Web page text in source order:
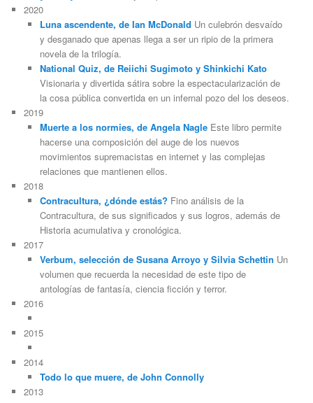
2020
Luna ascendente, de Ian McDonald Un culebrón desvaído
y desganado que apenas llega a ser un ripio de la primera
novela de la trilogía.
National Quiz, de Reiichi Sugimoto y Shinkichi Kato
Visionaria y divertida sátira sobre la espectacularización de
la cosa pública convertida en un infernal pozo del los deseos.
2019
Muerte a los normies, de Angela NagleEste libro permite
hacerse una composición del auge de los nuevos
movimientos supremacistas en internet y las complejas
relaciones que mantienen ellos.
2018
Contracultura, ¿dónde estás? Fino análisis de la
Contracultura, de sus significados y sus logros, además de
Historia acumulativa y cronológica.
2017
Verbum, selección de Susana Arroyo y Silvia Schettin Un
volumen que recuerda la necesidad de este tipo de
antologías de fantasía, ciencia ficción y terror.
2016
2015
2014
Todo lo que muere, de John Connolly
2013